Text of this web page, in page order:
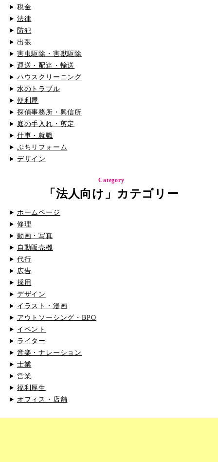
税金
法律
防犯
出張
害虫駆除・害獣駆除
運送・配達・輸送
ハウスクリーニング
水のトラブル
便利屋
探偵事務所・興信所
庭の手入れ・剪定
仕事・就職
ぷちリフォーム
デザイン
Category
「法人向け」カテゴリー
ホームページ
修理
動画・写真
自動販売機
代行
広告
採用
デザイン
イラスト・漫画
アウトソーシング・BPO
イベント
ライター
音楽・ナレーション
士業
営業
福利厚生
オフィス・店舗